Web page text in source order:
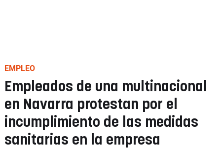
EMPLEO
Empleados de una multinacional
en Navarra protestan por el
incumplimiento de las medidas
sanitarias en la empresa